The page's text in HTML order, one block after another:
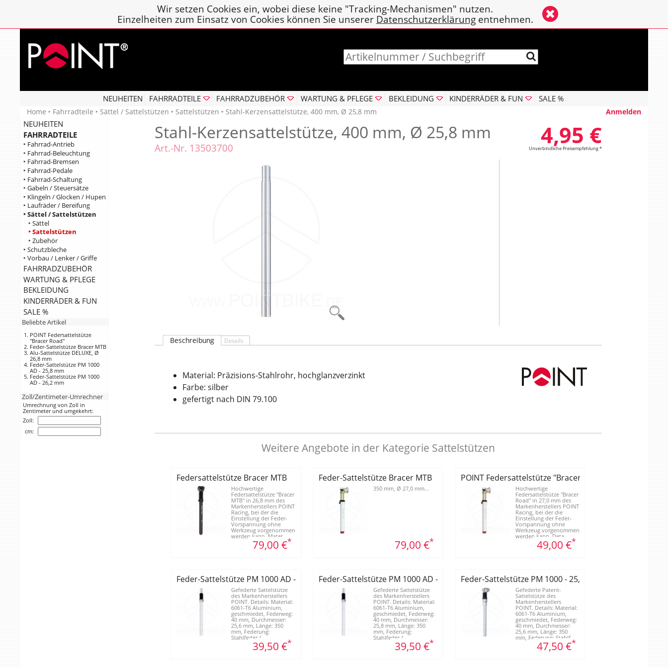
Wir setzen Cookies ein, wobei diese keine "Tracking-Mechanismen" nutzen.
Einzelheiten zum Einsatz von Cookies können Sie unserer Datenschutzerklärungentnehmen.
NEUHEITEN FAHRRADTEILE FAHRRADZUBEHÖR WARTUNG & PFLEGE BEKLEIDUNG KINDERRÄDER & FUN SALE %
Anmelden
Home ‣ Fahrradteile ‣ Sättel / Sattelstützen ‣ Sattelstützen ‣ Stahl-Kerzensattelstütze, 400 mm, Ø 25,8 mm
NEUHEITEN
FAHRRADTEILE
‣ Fahrrad-Antrieb
‣ Fahrrad-Beleuchtung
‣ Fahrrad-Bremsen
‣ Fahrrad-Pedale
‣ Fahrrad-Schaltung
‣ Gabeln / Steuersätze
‣ Klingeln / Glocken / Hupen
‣ Laufräder / Bereifung
‣ Sättel / Sattelstützen
‣ Sättel
‣ Sattelstützen
‣ Zubehör
‣ Schutzbleche
‣ Vorbau / Lenker / Griffe
FAHRRADZUBEHÖR
WARTUNG & PFLEGE
BEKLEIDUNG
KINDERRÄDER & FUN
SALE %
Beliebte Artikel
POINT Federsattelstütze
"Bracer Road"
Feder-Sattelstütze Bracer MTB
Alu-Sattelstütze DELUXE, Ø
26,8 mm
Feder-Sattelstütze PM 1000
AD - 25,8 mm
Feder-Sattelstütze PM 1000
AD - 26,2 mm
Zoll/Zentimeter-Umrechner
Umrechnung von Zoll in
Zentimeter und umgekehrt:
Zoll:
cm:
Stahl-Kerzensattelstütze, 400 mm, Ø 25,8 mm
Art.-Nr. 13503700 4,95 €
Unverbindliche Preisempfehlung *
Beschreibung Details
Material: Präzisions-Stahlrohr, hochglanzverzinkt
Farbe: silber
gefertigt nach DIN 79.100
Weitere Angebote in der Kategorie Sattelstützen
Federsattelstütze Bracer MTB
Hochwertige
Federsattelstütze "Bracer
MTB" in 26,8 mm des
Markenherstellers POINT
Racing, bei der die
Einstellung der Feder-
Vorspannung ohne
Werkzeug vorgenommen
werden kann. Mater...
79,00 €*
Feder-Sattelstütze Bracer MTB
350 mm, Ø 27,0 mm...
79,00 €*
POINT Federsattelstütze "Bracer Road"
Hochwertige
Federsattelstütze "Bracer
Road" in 27,0 mm des
Markenherstellers POINT
Racing, bei der die
Einstellung der Feder-
Vorspannung ohne
Werkzeug vorgenommen
werden kann. Deta...
49,00 €*
Feder-Sattelstütze PM 1000 AD - 25,6 mm
Gefederte Sattelstütze
des Markenherstellers
POINT. Details: Material:
6061-T6 Aluminium,
geschmiedet, Federweg:
40 mm, Durchmesser:
25,6 mm, Länge: 350
mm, Federung:
Stahlfeder / ...
39,50 €*
Feder-Sattelstütze PM 1000 AD - 25,8 mm
Gefederte Sattelstütze
des Markenherstellers
POINT. Details: Material:
6061-T6 Aluminium,
geschmiedet, Federweg:
40 mm, Durchmesser:
25,8 mm, Länge: 350
mm, Federung:
Stahlfeder / ...
39,50 €*
Feder-Sattelstütze PM 1000 - 25,6 mm
Gefederte Patent-
Sattelstütze des
Markenherstellers
POINT. Details: Material:
6061-T6 Aluminium,
geschmiedet, Federweg:
40 mm, Durchmesser:
25,6 mm, Länge: 350
mm, Federung: Stahlf...
47,50 €*